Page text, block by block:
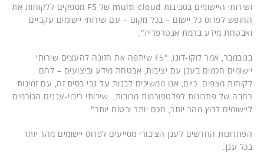
ושירותי היישומים בסביבות multi-cloud של F5 מספקים ללקוחות את
החופש לפרוס כל יישום – בכל מקום – עם שירותי יישומים עקביים
ואבטחת מידע ברמת אנטרפרייז".
בנובמבר, אמר לוקו-דונו, "F5 שיתפה את חזונה להעצים שירותי
יישומים חכמים בענן עם יציבות, אבטחת מידע וביצועים – להם
לקוחות מצפים. כיום, אנו ממשיכים לבנות על גבי בסיס זה, עם זמינות
רחבה של פתרונות לפלטפורמות מרובות, שירותי ריבוי-עננים הגורמים
ליישומים לרוץ מהר יותר, חכם יותר ובטוח יותר".
הפתרונות החדשים לענן הציבורי מסייעים לפרוס יישומים מהר יותר
בכל ענן.